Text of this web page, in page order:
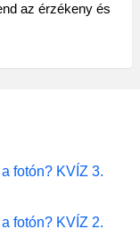
az érzékeny és
fotón? KVÍZ 3.
fotón? KVÍZ 2.